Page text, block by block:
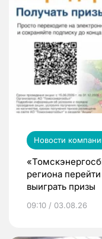
Новости
региона
выиграть призы
09:10 / 03.08.26